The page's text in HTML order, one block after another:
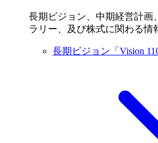
長期ビジョン、中期経営計画
ラリー、及び株式に関わる情
長期ビジョン「Vision 110